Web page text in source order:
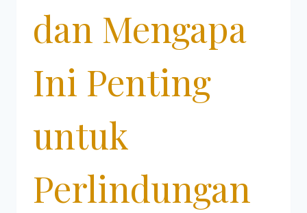
dan Mengapa
Ini Penting
untuk
Perlindungan